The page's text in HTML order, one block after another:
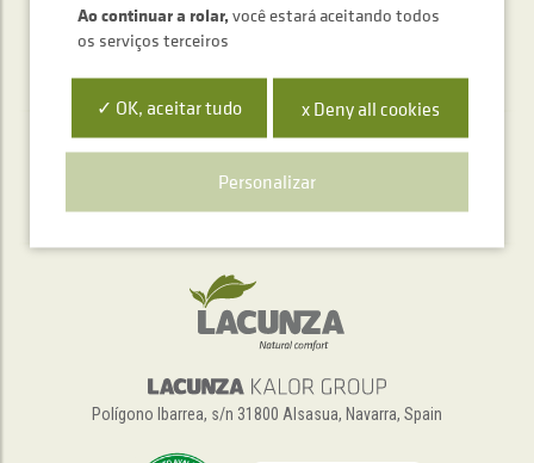
Serviço de atendimento telefónico
+34 948 563 511
Polígono Ibarrea, s/n 31800 Alsasua, Navarra, Spain
Ao continuar a rolar,você estará aceitando todos
os serviços terceiros
✓ OK, aceitar tudo x Deny all cookies
Personalizar